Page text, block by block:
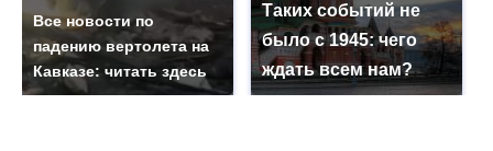
Все новости по
падению вертолета на
Кавказе: читать здесь
Таких событий не
было с 1945: чего
ждать всем нам?